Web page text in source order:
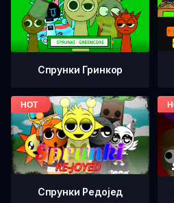
Спрунки Гринкор
Спрунки Редоjед